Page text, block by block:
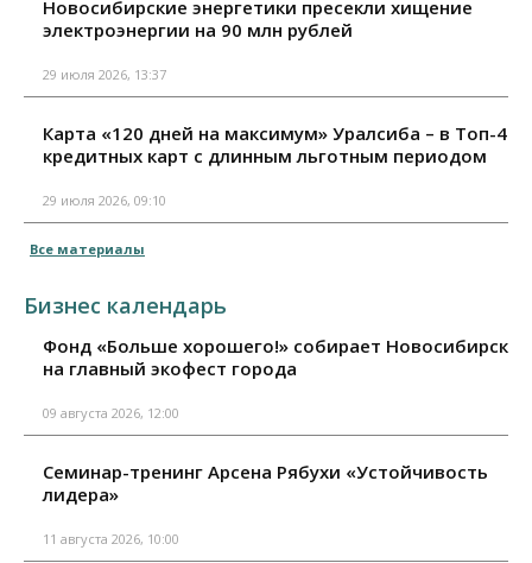
Новосибирские энергетики пресекли хищение
электроэнергии на 90 млн рублей
29 июля 2026, 13:37
Карта «120 дней на максимум» Уралсиба – в Топ-4
кредитных карт с длинным льготным периодом
29 июля 2026, 09:10
Все материалы
Бизнес календарь
Фонд «Больше хорошего!» собирает Новосибирск
на главный экофест города
09 августа 2026, 12:00
Семинар-тренинг Арсена Рябухи «Устойчивость
лидера»
11 августа 2026, 10:00